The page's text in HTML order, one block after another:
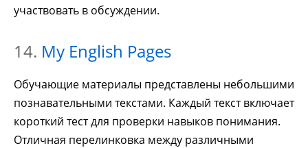
участвовать в обсуждении.
14. My English Pages
Обучающие материалы представлены небольшими
познавательными текстами. Каждый текст включает
короткий тест для проверки навыков понимания.
Отличная перелинковка между различными